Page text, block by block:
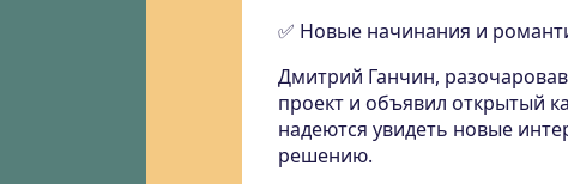
✅ Новые начинания и
Дмитрий Ганчин,
проект и объявил открытый
надеются увидеть новые
решению.